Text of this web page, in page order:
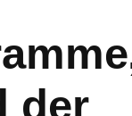
der